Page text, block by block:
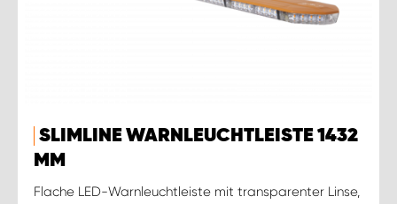
SLIMLINE WARNLEUCHTLEISTE 1432
MM
Flache LED-Warnleuchtleiste mit transparenter Linse,